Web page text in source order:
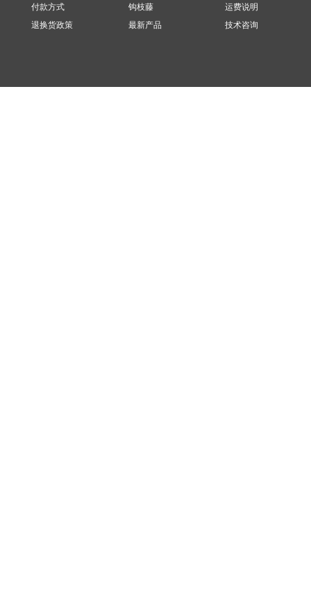
付款方式
退换货政策
钩枝藤
最新产品
运费说明
技术咨询